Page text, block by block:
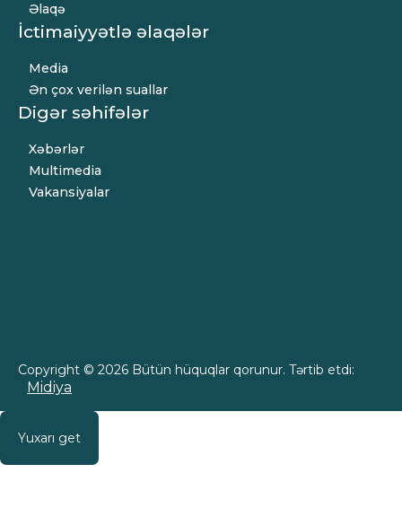
Əlaqə
İctimaiyyətlə əlaqələr
Media
Ən çox verilən suallar
Digər səhifələr
Xəbərlər
Multimedia
Vakansiyalar
Copyright © 2026 Bütün hüquqlar qorunur. Tərtib etdi:
Midiya
Yuxarı get